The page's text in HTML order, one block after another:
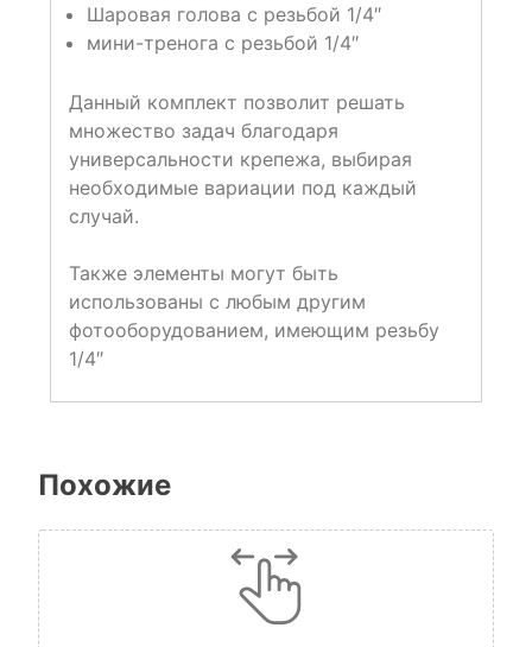
Шаровая голова с резьбой 1/4″
мини-тренога с резьбой 1/4″
Данный комплект позволит решать
множество задач благодаря
универсальности крепежа, выбирая
необходимые вариации под каждый
случай.
Также элементы могут быть
использованы с любым другим
фотооборудованием, имеющим резьбу
1/4″
Похожие